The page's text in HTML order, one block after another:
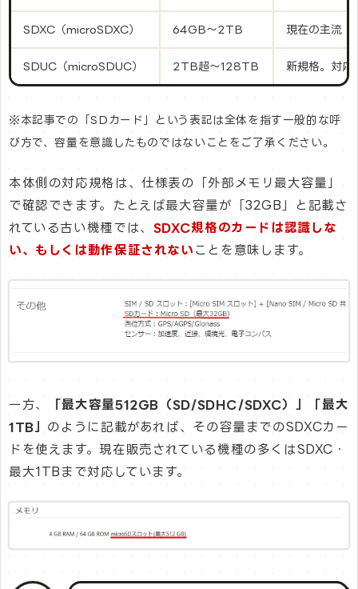
SDXC（microSDXC） 64GB〜2TB 現在の主流
SDUC（microSDUC） 2TB超〜128TB 新規格。対応
※本記事での「SDカード」という表記は全体を指す一般的な呼
び方で、容量を意識したものではないことをご了承ください。
本体側の対応規格は、仕様表の「外部メモリ最大容量」
で確認できます。たとえば最大容量が「32GB」と記載さ
れている古い機種では、 SDXC規格のカードは認識しな
い、もしくは動作保証されない ことを意味します。
一方、
「最大容量512GB（SD/SDHC/SDXC）」「最大
1TB」 のように記載があれば、その容量までのSDXCカー
ドを使えます。現在販売されている機種の多くはSDXC・
最大1TBまで対応しています。